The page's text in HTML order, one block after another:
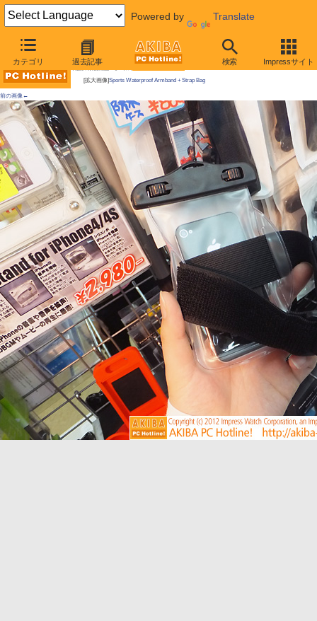
Powered by Translate
カテゴリ 過去記事 検索 Impressサイト
AKIBA PC Hotline!
[拡大画像]Sports Waterproof Armband + Strap Bag
前の画像←